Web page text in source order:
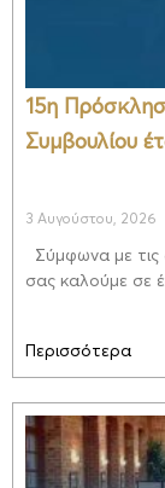
15η
Συμβουλίου
3 Αυγούστου, 2026
Σύμφωνα με τις
σας καλούμε σε
Περισσότερα